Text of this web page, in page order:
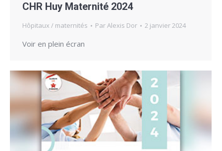
CHR Huy Maternité 2024
Hôpitaux / maternités ParAlexis Dor 2 janvier 2024
Voir en plein écran